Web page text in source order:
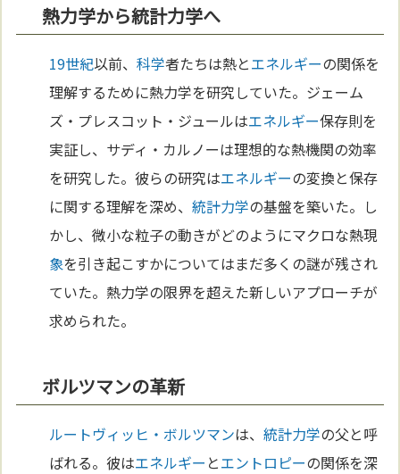
熱力学から統計力学へ
19世紀以前、科学者たちは熱とエネルギーの関係を
理解するために熱力学を研究していた。ジェーム
ズ・プレスコット・ジュールはエネルギー保存則を
実証し、サディ・カルノーは理想的な熱機関の効率
を研究した。彼らの研究はエネルギーの変換と保存
に関する理解を深め、統計力学の基盤を築いた。し
かし、微小な粒子の動きがどのようにマクロな熱現
象を引き起こすかについてはまだ多くの謎が残され
ていた。熱力学の限界を超えた新しいアプローチが
求められた。
ボルツマンの革新
ルートヴィッヒ・ボルツマンは、統計力学の父と呼
ばれる。彼はエネルギー とエントロピーの関係を深